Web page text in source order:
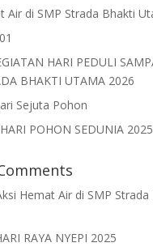
Air di SMP Strada Bhakti
HARI PEDULI
BHAKTI UTAMA 2026
Sejuta Pohon
POHON SEDUNIA 2025
Hemat Air di SMP
RAYA NYEPI 2025